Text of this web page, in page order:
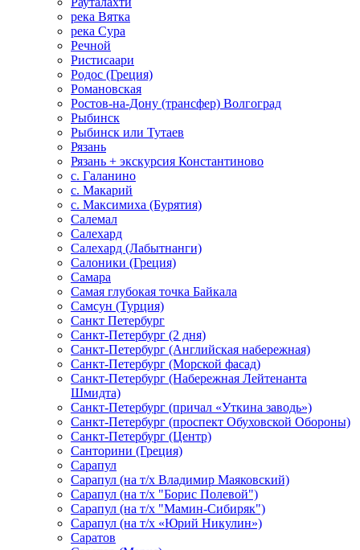
река Вятка
река Сура
Речной
Ристисаари
Родос (Греция)
Романовская
Ростов-на-Дону (трансфер) Волгоград
Рыбинск
Рыбинск или Тутаев
Рязань
Рязань + экскурсия Константиново
с. Галанино
с. Макарий
с. Максимиха (Бурятия)
Салемал
Салехард
Салехард (Лабытнанги)
Салоники (Греция)
Самара
Самая глубокая точка Байкала
Самсун (Турция)
Санкт Петербург
Санкт-Петербург (2 дня)
Санкт-Петербург (Английская набережная)
Санкт-Петербург (Морской фасад)
Санкт-Петербург (Набережная Лейтенанта
Шмидта)
Санкт-Петербург (причал «Уткина заводь»)
Санкт-Петербург (проспект Обуховской Обороны)
Санкт-Петербург (Центр)
Санторини (Греция)
Сарапул
Сарапул (на т/х Владимир Маяковский)
Сарапул (на т/х "Борис Полевой")
Сарапул (на т/х "Мамин-Сибиряк")
Сарапул (на т/х «Юрий Никулин»)
Саратов